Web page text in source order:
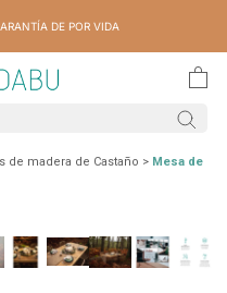
DE POR VIDA
de madera de Castaño > Mesa de